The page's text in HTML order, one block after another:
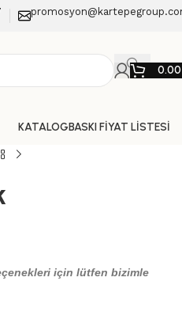
KATALOGBASKI FİYAT LİSTESİ
için lütfen bizimle